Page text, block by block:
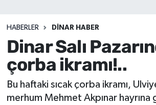
HABERLER DINAR HABER
Dinar Salı
çorba ikramı!..
Bu haftaki sıcak çorba ikramı,
merhum Mehmet Akpınar
Sağlık
Eğitim
Sivil Toplum